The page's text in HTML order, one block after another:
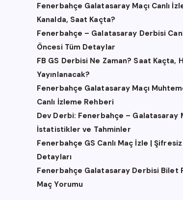
Fenerbahçe Galatasaray Maçı Canlı
Kanalda, Saat Kaçta?
Fenerbahçe – Galatasaray Derbisi
Öncesi Tüm Detaylar
FB GS Derbisi Ne Zaman? Saat Kaçta,
Yayınlanacak?
Fenerbahçe Galatasaray Maçı
Canlı İzleme Rehberi
Dev Derbi: Fenerbahçe – Galatasaray
İstatistikler ve Tahminler
Fenerbahçe GS Canlı Maç İzle | Şifresiz
Detayları
Fenerbahçe Galatasaray Derbisi Bilet
Maç Yorumu